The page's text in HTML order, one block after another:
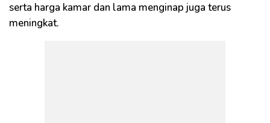
serta harga kamar dan lama menginap juga terus
meningkat.